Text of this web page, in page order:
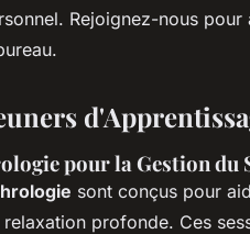
Rejoignez-nous
pour la Gestion du
sont conçus pour
profonde. Ces